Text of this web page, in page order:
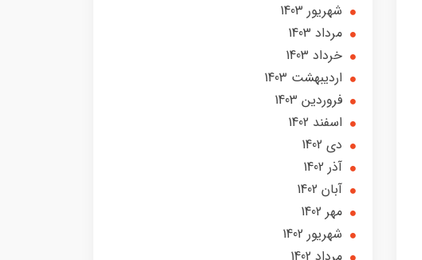
شهریور 1403
مرداد 1403
خرداد 1403
ارديبهشت 1403
فروردین 1403
اسفند 1402
دی 1402
آذر 1402
آبان 1402
مهر 1402
شهریور 1402